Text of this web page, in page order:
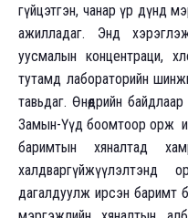
гүйцэтгэн, чанар үр дүнд
ажилладаг. Энд
уусмалын концентраци,
тутамд лабораторийн
тавьдаг. Өнөөдрийн
Замын-Үүд боомтоор орж
баримтын хяналтад
халдваргүйжүүлэлтэнд
дагалдуулж ирсэн баримт